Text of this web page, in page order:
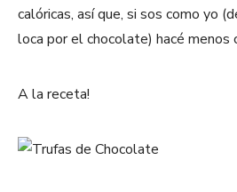
calóricas, así que, si sos como yo
loca por el chocolate) hacé menos
A la receta!